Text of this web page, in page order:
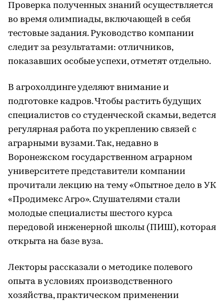
Проверка полученных знаний осуществляется
во время олимпиады, включающей в себя
тестовые задания. Руководство компании
следит за результатами: отличников,
показавших особые успехи, отметят отдельно.
В агрохолдинге уделяют внимание и
подготовке кадров. Чтобы растить будущих
специалистов со студенческой скамьи, ведется
регулярная работа по укреплению связей с
аграрными вузами. Так, недавно в
Воронежском государственном аграрном
университете представители компании
прочитали лекцию на тему «Опытное дело в УК
«Продимекс Агро». Слушателями стали
молодые специалисты шестого курса
передовой инженерной школы (ПИШ), которая
открыта на базе вуза.
Лекторы рассказали о методике полевого
опыта в условиях производственного
хозяйства, практическом применении